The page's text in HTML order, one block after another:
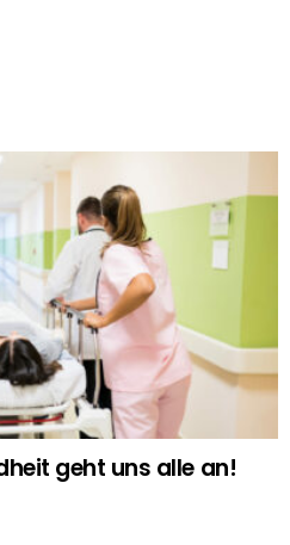
geht uns alle an!